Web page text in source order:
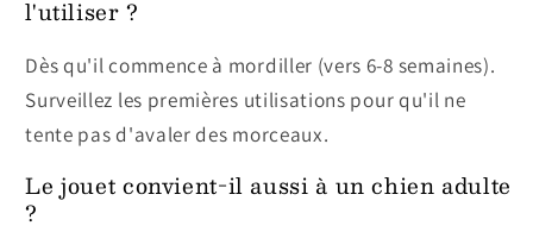
l'utiliser ?
Dès qu'il commence à mordiller (vers 6-8 semaines).
Surveillez les premières utilisations pour qu'il ne
tente pas d'avaler des morceaux.
Le jouet convient-il aussi à un chien adulte
?